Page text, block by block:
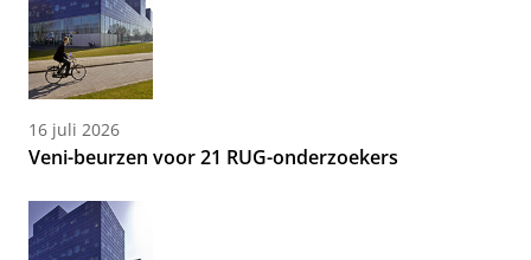
16 juli 2026
Veni-beurzen voor 21 RUG-onderzoekers